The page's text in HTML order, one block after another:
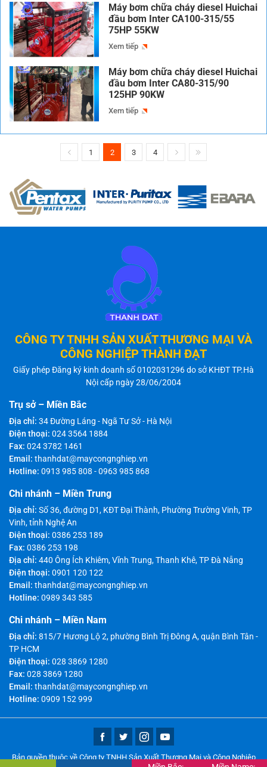
Máy bơm chữa cháy diesel Huichai
đầu bơm Inter CA100-315/55
75HP 55KW
Xem tiếp
Máy bơm chữa cháy diesel Huichai
đầu bơm Inter CA80-315/90
125HP 90KW
Xem tiếp
1 2 3 4
CÔNG TY TNHH SẢN XUẤT THƯƠNG MẠI VÀ
CÔNG NGHIỆP THÀNH ĐẠT
Giấy phép Đăng ký kinh doanh số 0102031296 do sở KHĐT TP.Hà
Nội cấp ngày 28/06/2004
Trụ sở – Miền Bắc
Địa chỉ: 34 Đường Láng - Ngã Tư Sở - Hà Nội
Điện thoại: 024 3564 1884
Fax: 024 3782 1461
Email: thanhdat@maycongnghiep.vn
Hotline: 0913 985 808 -0963 985 868
Chi nhánh – Miền Trung
Địa chỉ: Số 36, đường D1, KĐT Đại Thành, Phường Trường Vinh, TP
Vinh, tỉnh Nghệ An
Điện thoại: 0386 253 189
Fax: 0386 253 198
Địa chỉ: 440 Ông Ích Khiêm, Vĩnh Trung, Thanh Khê, TP Đà Nẵng
Điện thoại: 0901 120 122
Email: thanhdat@maycongnghiep.vn
Hotline: 0989 343 585
Chi nhánh – Miền Nam
Địa chỉ: 815/7 Hương Lộ 2, phường Bình Trị Đông A, quận Bình Tân -
TP HCM
Điện thoại: 028 3869 1280
Fax: 028 3869 1280
Email: thanhdat@maycongnghiep.vn
Hotline: 0909 152 999
Bản quyền thuộc về Công ty TNHH Sản Xuất Thương Mại và Công Nghiệp